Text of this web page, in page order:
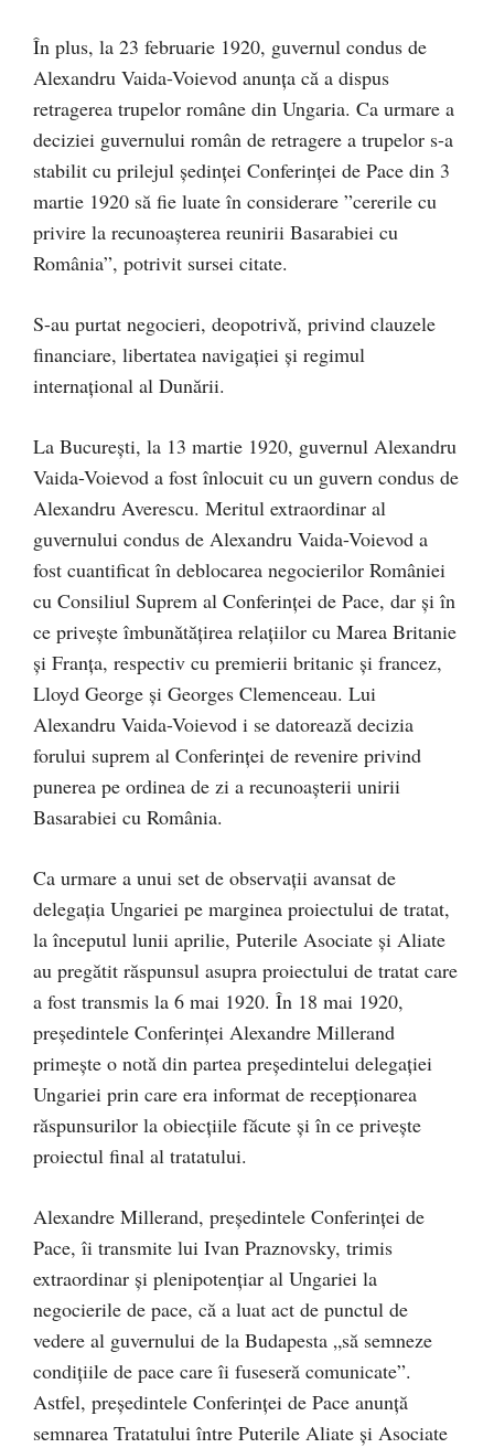
În plus, la 23 februarie 1920, guvernul condus de
Alexandru Vaida-Voievod anunţa că a dispus
retragerea trupelor române din Ungaria. Ca urmare a
deciziei guvernului român de retragere a trupelor s-a
stabilit cu prilejul şedinţei Conferinţei de Pace din 3
martie 1920 să fie luate în considerare ”cererile cu
privire la recunoaşterea reunirii Basarabiei cu
România”, potrivit sursei citate.
S-au purtat negocieri, deopotrivă, privind clauzele
financiare, libertatea navigaţiei şi regimul
internaţional al Dunării.
La Bucureşti, la 13 martie 1920, guvernul Alexandru
Vaida-Voievod a fost înlocuit cu un guvern condus de
Alexandru Averescu. Meritul extraordinar al
guvernului condus de Alexandru Vaida-Voievod a
fost cuantificat în deblocarea negocierilor României
cu Consiliul Suprem al Conferinţei de Pace, dar şi în
ce priveşte îmbunătăţirea relaţiilor cu Marea Britanie
şi Franţa, respectiv cu premierii britanic şi francez,
Lloyd George şi Georges Clemenceau. Lui
Alexandru Vaida-Voievod i se datorează decizia
forului suprem al Conferinţei de revenire privind
punerea pe ordinea de zi a recunoaşterii unirii
Basarabiei cu România.
Ca urmare a unui set de observaţii avansat de
delegaţia Ungariei pe marginea proiectului de tratat,
la începutul lunii aprilie, Puterile Asociate şi Aliate
au pregătit răspunsul asupra proiectului de tratat care
a fost transmis la 6 mai 1920. În 18 mai 1920,
preşedintele Conferinţei Alexandre Millerand
primeşte o notă din partea preşedintelui delegaţiei
Ungariei prin care era informat de recepţionarea
răspunsurilor la obiecţiile făcute şi în ce priveşte
proiectul final al tratatului.
Alexandre Millerand, preşedintele Conferinţei de
Pace, îi transmite lui Ivan Praznovsky, trimis
extraordinar şi plenipotenţiar al Ungariei la
negocierile de pace, că a luat act de punctul de
vedere al guvernului de la Budapesta „să semneze
condiţiile de pace care îi fuseseră comunicate”.
Astfel, preşedintele Conferinţei de Pace anunţă
semnarea Tratatului între Puterile Aliate şi Asociate